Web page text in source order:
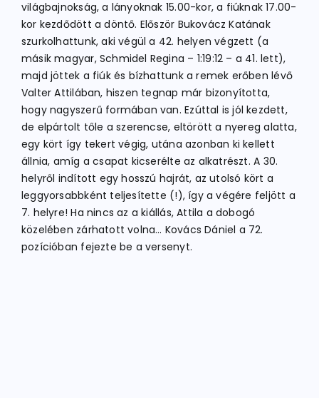
világbajnokság, a lányoknak 15.00-kor, a fiúknak 17.00-
kor kezdődött a döntő. Először Bukovácz Katának
szurkolhattunk, aki végül a 42. helyen végzett (a
másik magyar, Schmidel Regina – 1:19:12 – a 41. lett),
majd jöttek a fiúk és bízhattunk a remek erőben lévő
Valter Attilában, hiszen tegnap már bizonyította,
hogy nagyszerű formában van. Ezúttal is jól kezdett,
de elpártolt tőle a szerencse, eltörött a nyereg alatta,
egy kört így tekert végig, utána azonban ki kellett
állnia, amíg a csapat kicserélte az alkatrészt. A 30.
helyről indított egy hosszú hajrát, az utolsó kört a
leggyorsabbként teljesítette (!), így a végére feljött a
7. helyre! Ha nincs az a kiállás, Attila a dobogó
közelében zárhatott volna… Kovács Dániel a 72.
pozícióban fejezte be a versenyt.